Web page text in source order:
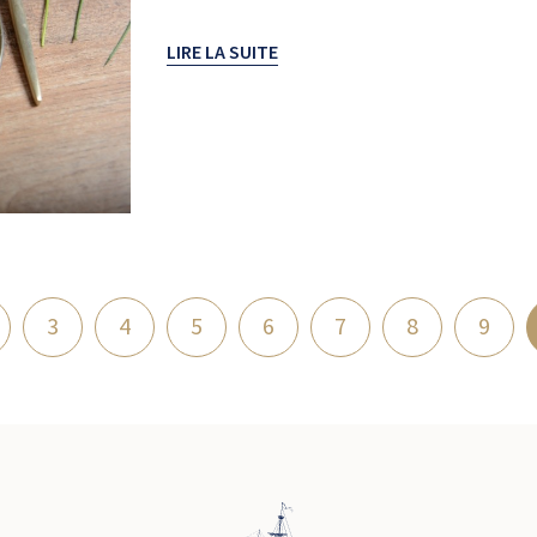
LIRE LA SUITE
3 4 5 6 7 8 9